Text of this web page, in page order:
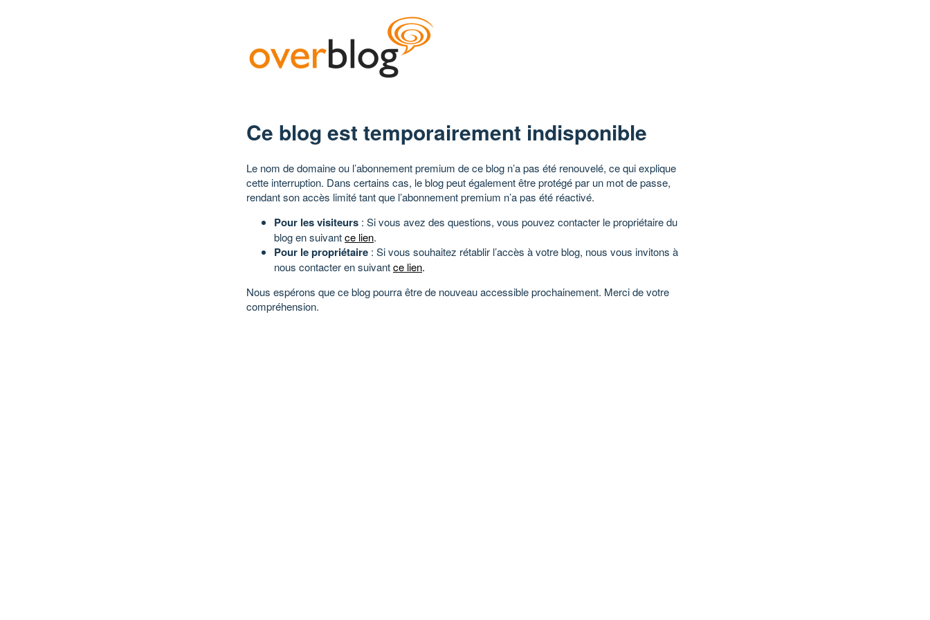
Ce blog est temporairement indisponible
Le nom de domaine ou l’abonnement premium de ce blog n’a pas été renouvelé, ce qui explique
cette interruption. Dans certains cas, le blog peut également être protégé par un mot de passe,
rendant son accès limité tant que l’abonnement premium n’a pas été réactivé.
Pour les visiteurs : Si vous avez des questions, vous pouvez contacter le propriétaire du
blog en suivantce lien.
Pour le propriétaire : Si vous souhaitez rétablir l’accès à votre blog, nous vous invitons à
nous contacter en suivantce lien.
Nous espérons que ce blog pourra être de nouveau accessible prochainement. Merci de votre
compréhension.